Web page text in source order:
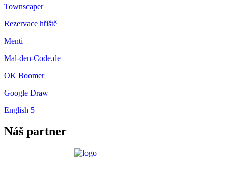
Townscaper
Rezervace hřiště
Menti
Mal-den-Code.de
OK Boomer
Google Draw
English 5
Náš partner